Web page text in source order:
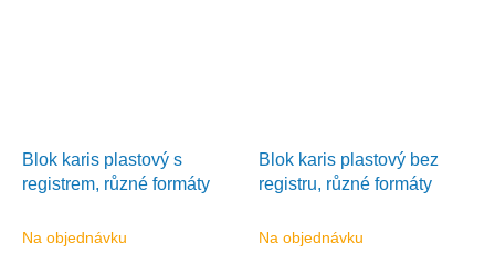
Blok karis plastový s
registrem, různé formáty
Na objednávku
Blok karis plastový bez
registru, různé formáty
Na objednávku